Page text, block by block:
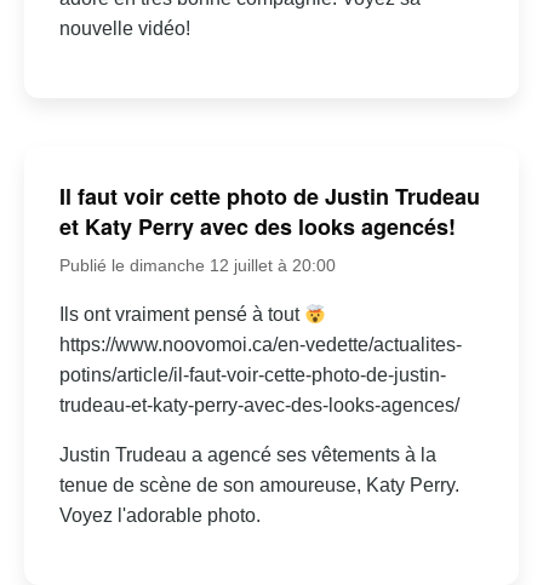
nouvelle vidéo!
Il faut voir cette photo de Justin Trudeau
et Katy Perry avec des looks agencés!
Publié le dimanche 12 juillet à 20:00
Ils ont vraiment pensé à tout
https://www.noovomoi.ca/en-vedette/actualites-
potins/article/il-faut-voir-cette-photo-de-justin-
trudeau-et-katy-perry-avec-des-looks-agences/
Justin Trudeau a agencé ses vêtements à la
tenue de scène de son amoureuse, Katy Perry.
Voyez l'adorable photo.